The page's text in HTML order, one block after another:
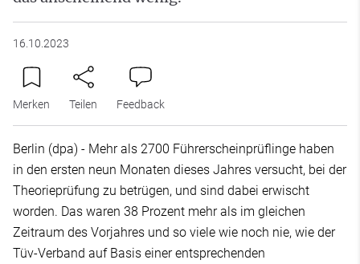
16.10.2023
Merken Teilen Feedback
Berlin (dpa) - Mehr als 2700 Führerscheinprüflinge haben
in den ersten neun Monaten dieses Jahres versucht, bei der
Theorieprüfung zu betrügen, und sind dabei erwischt
worden. Das waren 38 Prozent mehr als im gleichen
Zeitraum des Vorjahres und so viele wie noch nie, wie der
Tüv-Verband auf Basis einer entsprechenden